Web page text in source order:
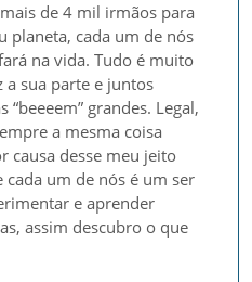
de 4 mil irmãos para
planeta, cada um de nós
na vida. Tudo é muito
a sua parte e juntos
“beeeem” grandes. Legal,
a mesma coisa
causa desse meu jeito
um de nós é um ser
e aprender
assim descubro o que